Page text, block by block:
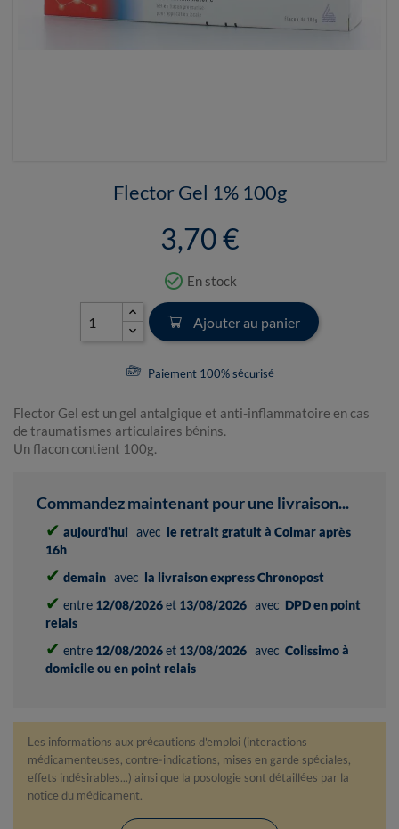
Flector Gel 1% 100g
3,70 €
check_circle_outline En stock
Ajouter au panier
Paiement 100% sécurisé
Flector Gel est un gel antalgique et anti-inflammatoire en cas
de traumatismes articulaires bénins.
Un flacon contient 100g.
Commandez maintenant pour une livraison...
✔ aujourd'hui avec le retrait gratuit à Colmar après
16h
✔ demain avec la livraison express Chronopost
✔ entre 12/08/2026et 13/08/2026 avec DPD en point
relais
✔ entre 12/08/2026et 13/08/2026 avec Colissimo à
domicile ou en point relais
Les informations aux précautions d'emploi (interactions
médicamenteuses, contre-indications, mises en garde spéciales,
effets indésirables...) ainsi que la posologie sont détaillées par la
notice du médicament.